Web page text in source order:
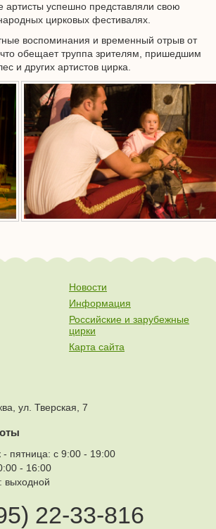
успешно представляли свою
цирковых фестивалях.
воспоминания и временный отрыв от
что обещает труппа зрителям, пришедшим
и других артистов цирка.
Новости
Информация
Российские и зарубежные
цирки
Карта сайта
ул. Тверская, 7
- пятница: с 9:00 - 19:00
- 16:00
выходной
22-33-816